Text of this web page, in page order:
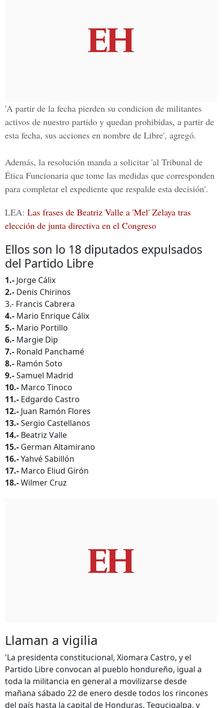
'A partir de la fecha pierden su condicion de militantes
activos de nuestro partido y quedan prohibidas, a partir de
esta fecha, sus acciones en nombre de Libre', agregó.
Además, la resolución manda a solicitar 'al Tribunal de
Ética Funcionaria que tome las medidas que corresponden
para completar el expediente que respalde esta decisión'.
LEA: Las frases de Beatriz Valle a 'Mel' Zelaya tras
elección de junta directiva en el Congreso
Ellos son lo 18 diputados expulsados
del Partido Libre
1.- Jorge Cálix
2.- Denis Chirinos
3.- Francis Cabrera
4.- Mario Enrique Cálix
5.- Mario Portillo
6.- Margie Dip
7.- Ronald Panchamé
8.- Ramón Soto
9.-Samuel Madrid
10.- Marco Tinoco
11.- Edgardo Castro
12.- Juan Ramón Flores
13.-Sergio Castellanos
14.- Beatriz Valle
15.- German Altamirano
16.-Yahvé Sabillón
17.- Marco Eliud Girón
18.-Wilmer Cruz
Llaman a vigilia
'La presidenta constitucional, Xiomara Castro, y el
Partido Libre convocan al pueblo hondureño, igual a
toda la militancia en general a movilizarse desde
mañana sábado 22 de enero desde todos los rincones
del país hasta la capital de Honduras, Tegucigalpa, y